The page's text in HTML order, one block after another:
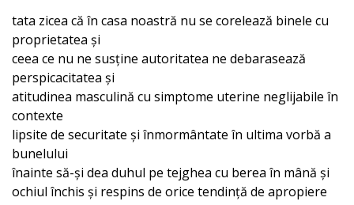
tata zicea că în casa noastră nu se corelează binele cu
proprietatea și
ceea ce nu ne susține autoritatea ne debarasează
perspicacitatea și
atitudinea masculină cu simptome uterine neglijabile în
contexte
lipsite de securitate și înmormântate în ultima vorbă a
bunelului
înainte să-și dea duhul pe tejghea cu berea în mână și
ochiul închis și respins de orice tendință de apropiere